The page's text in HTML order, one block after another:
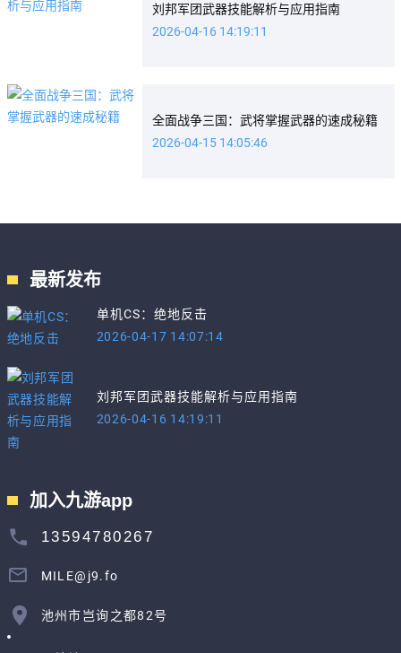
刘邦军团武器技能解析与应用指南
2026-04-16 14:19:11
全面战争三国：武将掌握武器的速成秘籍
2026-04-15 14:05:46
最新发布
单机CS：绝地反击
2026-04-17 14:07:14
刘邦军团武器技能解析与应用指南
2026-04-16 14:19:11
加入九游app
13594780267
MILE@j9.fo
池州市岂询之都82号